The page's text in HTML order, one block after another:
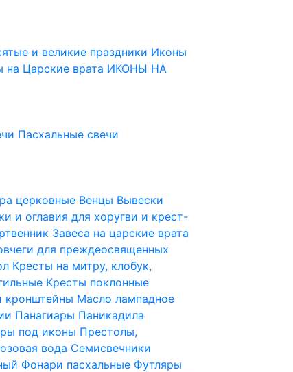
и великие праздники Иконы
на Царские врата ИКОНЫ НА
Пасхальные свечи
церковные Венцы Вывески
и оглавия для хоругви и крест-
Завеса на царские врата
для преждеосвященных
Кресты на митру, клобук,
Кресты поклонные
кронштейны Масло лампадное
Панагиары Паникадила
под иконы Престолы,
вода Семисвечники
Фонари пасхальные Футляры